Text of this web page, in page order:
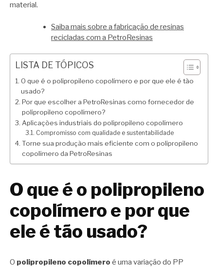
material.
Saiba mais sobre a fabricação de resinas
recicladas com a PetroResinas
LISTA DE TÓPICOS
O que é o polipropileno copolímero e por que ele é tão
usado?
Por que escolher a PetroResinas como fornecedor de
polipropileno copolímero?
Aplicações industriais do polipropileno copolímero
Compromisso com qualidade e sustentabilidade
Torne sua produção mais eficiente com o polipropileno
copolímero da PetroResinas
O que é o polipropileno
copolímero e por que
ele é tão usado?
O polipropileno copolímero é uma variação do PP